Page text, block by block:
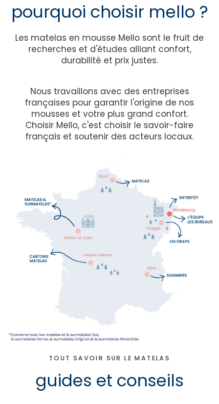
pourquoi choisir mello ?
Les matelas en mousse Mello sont le fruit de
recherches et d'études alliant confort,
durabilité et prix justes.
Nous travaillons avec des entreprises
françaises pour garantir l'origine de nos
mousses et votre plus grand confort.
Choisir Mello, c'est choisir le savoir-faire
français et soutenir des acteurs locaux.
guides et conseils
TOUT SAVOIR SUR LE MATELAS